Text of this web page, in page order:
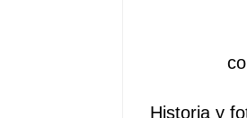
Historia y